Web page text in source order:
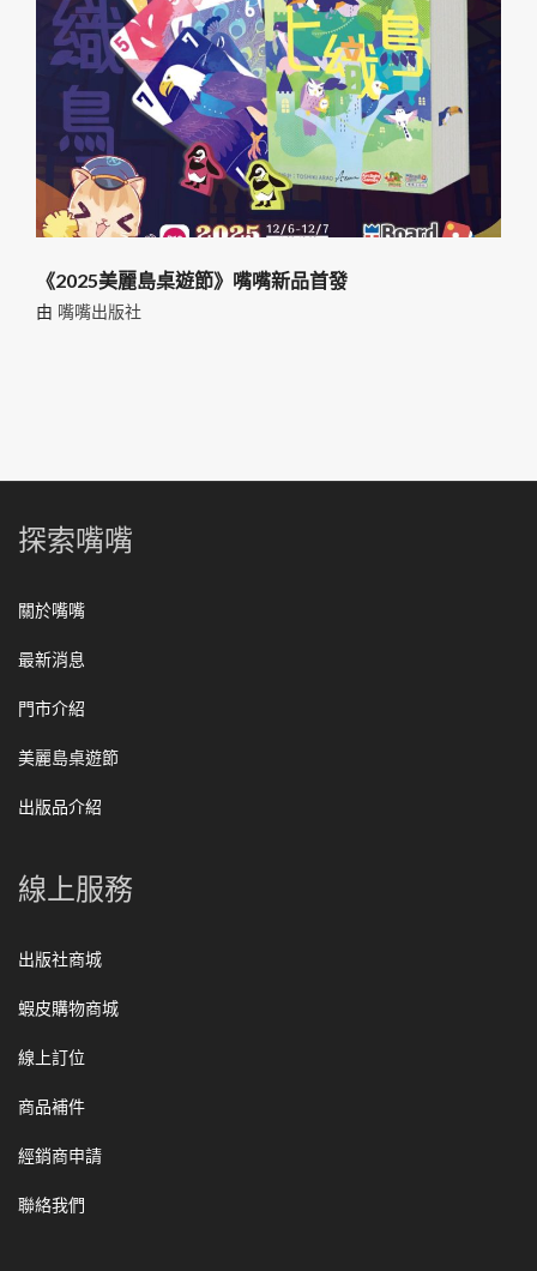
《2025美麗島桌遊節》嘴嘴新品首發
由 嘴嘴出版社
探索嘴嘴
關於嘴嘴
最新消息
門市介紹
美麗島桌遊節
出版品介紹
線上服務
出版社商城
蝦皮購物商城
線上訂位
商品補件
經銷商申請
聯絡我們